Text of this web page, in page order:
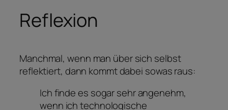
Reflexion
Manchmal, wenn man über sich selbst
reflektiert, dann kommt dabei sowas raus:
Ich finde es sogar sehr angenehm,
wenn ich technologische